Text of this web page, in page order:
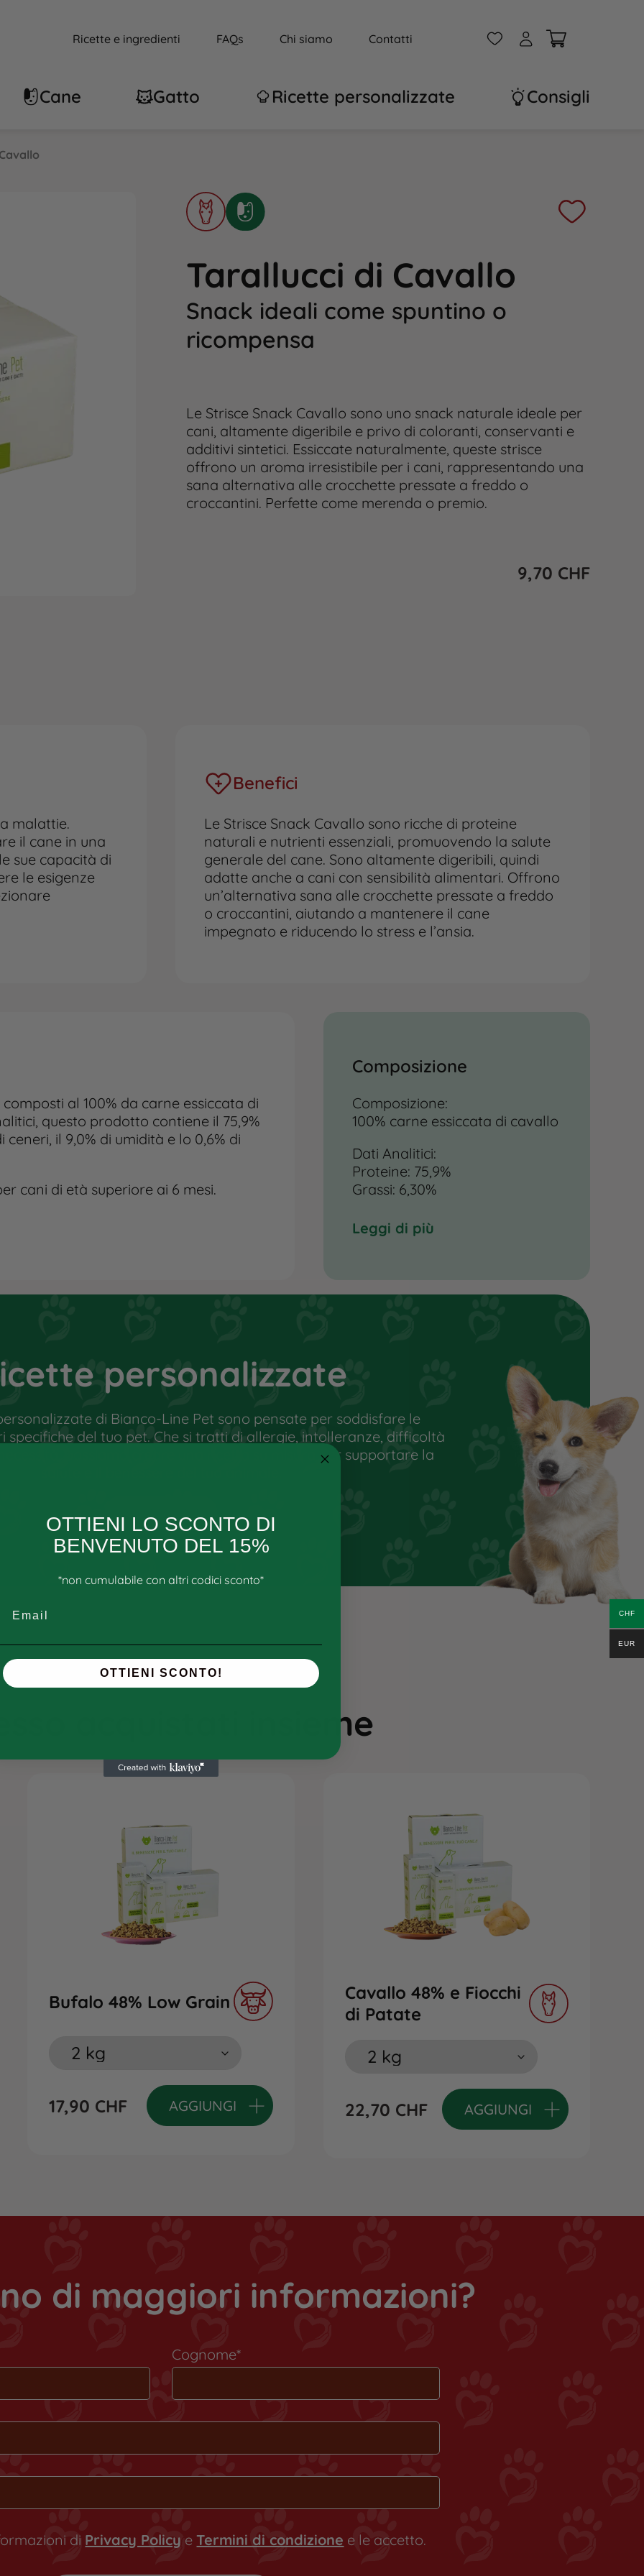
Ricette e ingredienti FAQs Chi siamo Contatti W A
Cane Gatto Ricette personalizzate Consigli
Tarallucci di Cavallo
Snack ideali come spuntino o
ricompensa
Le Strisce Snack Cavallo sono uno snack naturale ideale per
cani, altamente digeribile e privo di coloranti, conservanti e
additivi sintetici. Essiccate naturalmente, queste strisce
offrono un aroma irresistibile per i cani, rappresentando una
sana alternativa alle crocchette pressate a freddo o
croccantini. Perfette come merenda o premio.
9,70 CHF
malattie.
il cane in una
sue capacità di
le esigenze
Benefici
Le Strisce Snack Cavallo sono ricche di proteine
naturali e nutrienti essenziali, promuovendo la salute
generale del cane. Sono altamente digeribili, quindi
adatte anche a cani con sensibilità alimentari. Offrono
un’alternativa sana alle crocchette pressate a freddo
o croccantini, aiutando a mantenere il cane
impegnato e riducendo lo stress e l’ansia.
al 100% da carne essiccata di
questo prodotto contiene il 75,9%
ceneri, il 9,0% di umidità e lo 0,6% di
cani di età superiore ai 6 mesi.
Il cibo non è un medicinale e
minerali in modo da poter
Composizione
Composizione:
100% carne essiccata di cavallo
Dati Analitici:
Proteine: 75,9%
Grassi: 6,30%
Umidità: 9,0%
Conservare in luogo fresco ed
Leggi di più
personalizzate
di Bianco-Line Pet sono pensate per soddisfare le
specifiche del tuo pet. Che si tratti di allergie, intolleranze, difficoltà
possiamo creare una ricetta su misura per supportare la
acquistati insieme
Bufalo 48% Low Grain
17,90 CHF AGGIUNGI
Cavallo 48% e Fiocchi
di Patate
22,70 CHF AGGIUNGI
di maggiori informazioni?
Cognome*
di Privacy Policy eTermini di condizione e le accetto.
CHF
EUR
OTTIENI LO SCONTO DI
BENVENUTO DEL 15%
*non cumulabile con altri codici sconto*
OTTIENI SCONTO!